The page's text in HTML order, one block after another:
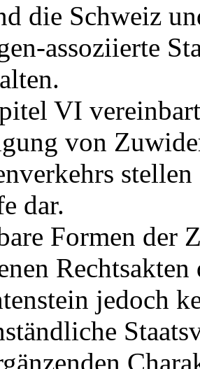
die Schweiz
assoziierte
VI
von
dar.
Formen der
jedoch